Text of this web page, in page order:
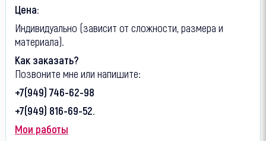
Цена:
Индивидуально (зависит от сложности, размера и
материала).
Как заказать?
Позвоните мне или напишите:
+7(949) 746-62-98
+7(949) 816-69-52.
Мои работы